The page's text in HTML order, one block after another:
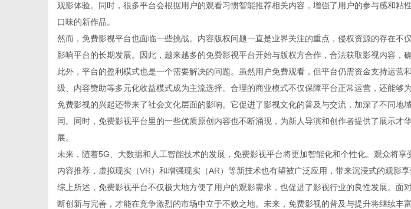
观影体验。同时，很多平台会根据用户的观看习惯智能推荐相关内容，增强了用户的参与感和粘
口味的新作品。
然而，免费影视平台也面临一些挑战。内容版权问题一直是业界关注的重点，侵权资源的存在不
影响平台的长期发展。因此，越来越多的免费影视平台开始与版权方合作，合法获取影视内容，
此外，平台的盈利模式也是一个需要解决的问题。虽然用户免费观看，但平台仍需资金支持运营
级、内容赞助等多元化收益模式成为主流选择。合理的商业模式不仅保障平台正常运营，还能够
免费影视的兴起还带来了社会文化层面的影响。它促进了影视文化的普及与交流，加深了不同地
同。同时，免费影视平台里的一些优质原创内容也不断涌现，为新人导演和创作者提供了展示才
展。
未来，随着5G、大数据和人工智能技术的发展，免费影视平台将更加智能化和个性化。观众将享
内容推荐，虚拟现实（VR）和增强现实（AR）等新技术也有望被广泛应用，带来沉浸式的观影享
综上所述，免费影视平台不仅极大地方便了用户的观影需求，也促进了影视行业的良性发展。面
断创新与完善，才能在竞争激烈的市场中立于不败之地。未来，免费影视的普及与提升将继续丰